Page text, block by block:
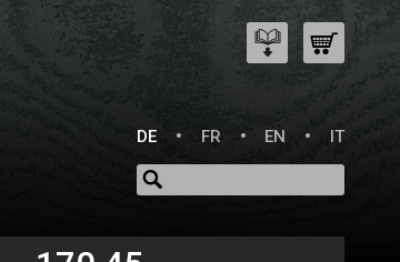
DE
FR EN IT